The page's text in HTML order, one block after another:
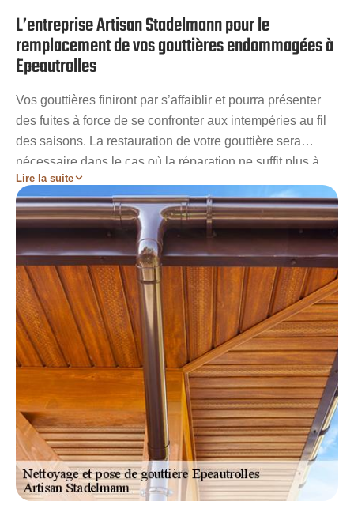
L’entreprise Artisan Stadelmann pour le
remplacement de vos gouttières endommagées à
Epeautrolles
Vos gouttières finiront par s’affaiblir et pourra présenter
des fuites à force de se confronter aux intempéries au fil
des saisons. La restauration de votre gouttière sera
nécessaire dans le cas où la réparation ne suffit plus à
remédier aux problèmes que votre gouttière rencontre
(vieillissement, gros dégâts…). Rénover une gouttière
demande l’intervention de professionnels car c’est une
tâche complexe. Ainsi, afin que votre toiture puisse
retrouver toute son efficacité, l’entreprise Artisan
Stadelmann vous offre ses services de restauration de
gouttière. Vous pouvez toujours opter pour les mêmes
matériaux que la précédente ou choisir un nouveau type
de gouttière.
Lire la suite